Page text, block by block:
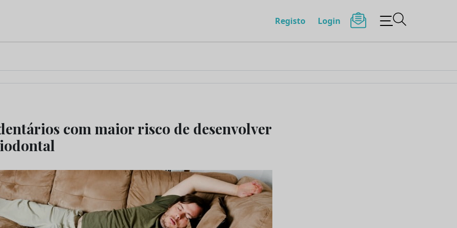
Registo Login
com maior risco de desenvolver